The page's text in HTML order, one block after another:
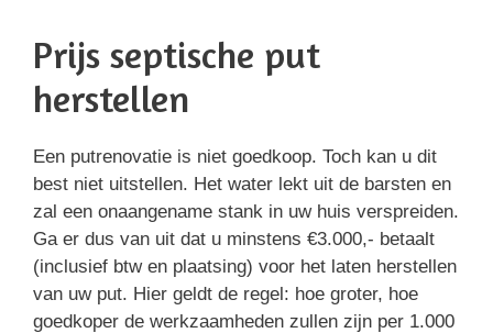
Prijs septische put
herstellen
Een putrenovatie is niet goedkoop. Toch kan u dit
best niet uitstellen. Het water lekt uit de barsten en
zal een onaangename stank in uw huis verspreiden.
Ga er dus van uit dat u minstens €3.000,- betaalt
(inclusief btw en plaatsing) voor het laten herstellen
van uw put. Hier geldt de regel: hoe groter, hoe
goedkoper de werkzaamheden zullen zijn per 1.000